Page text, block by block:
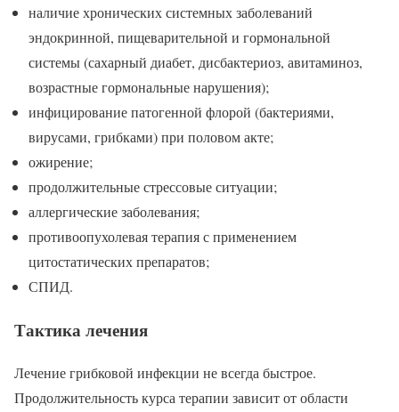
наличие хронических системных заболеваний
эндокринной, пищеварительной и гормональной
системы (сахарный диабет, дисбактериоз, авитаминоз,
возрастные гормональные нарушения);
инфицирование патогенной флорой (бактериями,
вирусами, грибками) при половом акте;
ожирение;
продолжительные стрессовые ситуации;
аллергические заболевания;
противоопухолевая терапия с применением
цитостатических препаратов;
СПИД.
Тактика лечения
Лечение грибковой инфекции не всегда быстрое.
Продолжительность курса терапии зависит от области